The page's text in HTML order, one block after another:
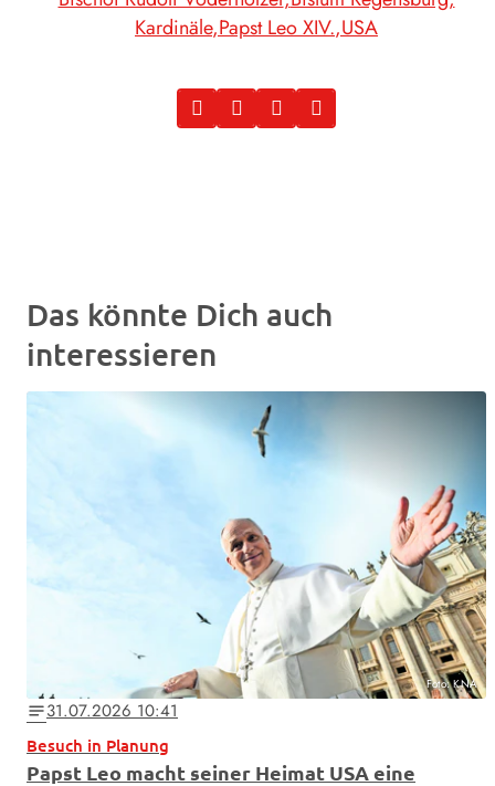
Kardinäle Papst Leo XIV. USA
Das könnte Dich auch
interessieren
Foto: KNA
notes31.07.2026 10:41
Besuch in Planung
Papst Leo macht seiner Heimat USA eine